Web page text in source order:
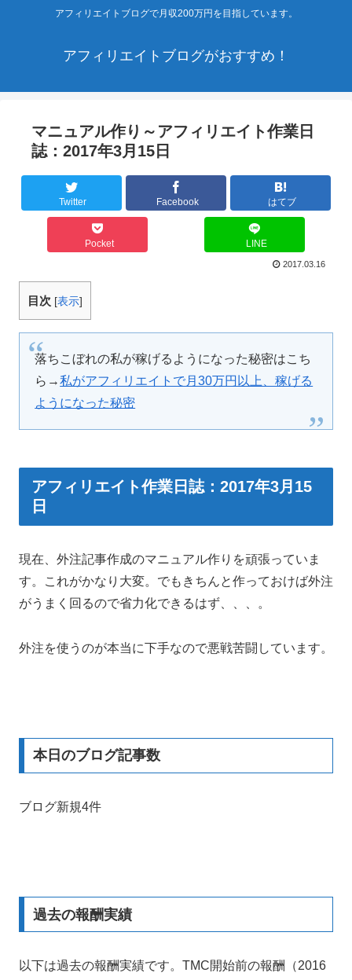
アフィリエイトブログで月収200万円を目指しています。
アフィリエイトブログがおすすめ！
マニュアル作り～アフィリエイト作業日
誌：2017年3月15日
Twitter Facebook はてブ
Pocket LINE
2017.03.16
目次 [表示]
落ちこぼれの私が稼げるようになった秘密はこち
ら→私がアフィリエイトで月30万円以上、稼げる
ようになった秘密
アフィリエイト作業日誌：2017年3月15
日
現在、外注記事作成のマニュアル作りを頑張っていま
す。これがかなり大変。でもきちんと作っておけば外注
がうまく回るので省力化できるはず、、、。
外注を使うのが本当に下手なので悪戦苦闘しています。
本日のブログ記事数
ブログ新規4件
過去の報酬実績
以下は過去の報酬実績です。TMC開始前の報酬（2016